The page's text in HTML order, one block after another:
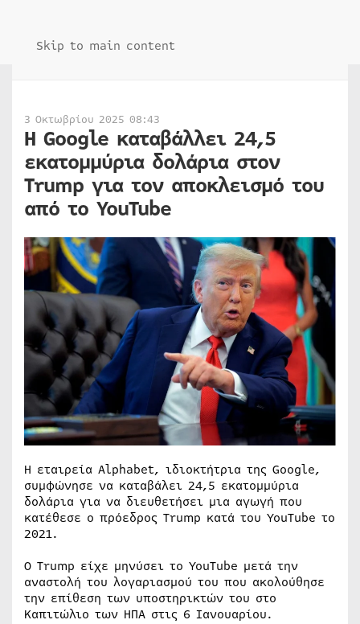
Skip to main content
3 Οκτωβρίου 2025 08:43
Η Google καταβάλλει 24,5
εκατομμύρια δολάρια στον
Trump για τον αποκλεισμό του
από το YouTube
Η εταιρεία Alphabet, ιδιοκτήτρια της Google,
συμφώνησε να καταβάλει 24,5 εκατομμύρια
δολάρια για να διευθετήσει μια αγωγή που
κατέθεσε ο πρόεδρος Trump κατά του YouTube το
2021.
Ο Trump είχε μηνύσει το YouTube μετά την
αναστολή του λογαριασμού του που ακολούθησε
την επίθεση των υποστηρικτών του στο
Καπιτώλιο των ΗΠΑ στις 6 Ιανουαρίου.